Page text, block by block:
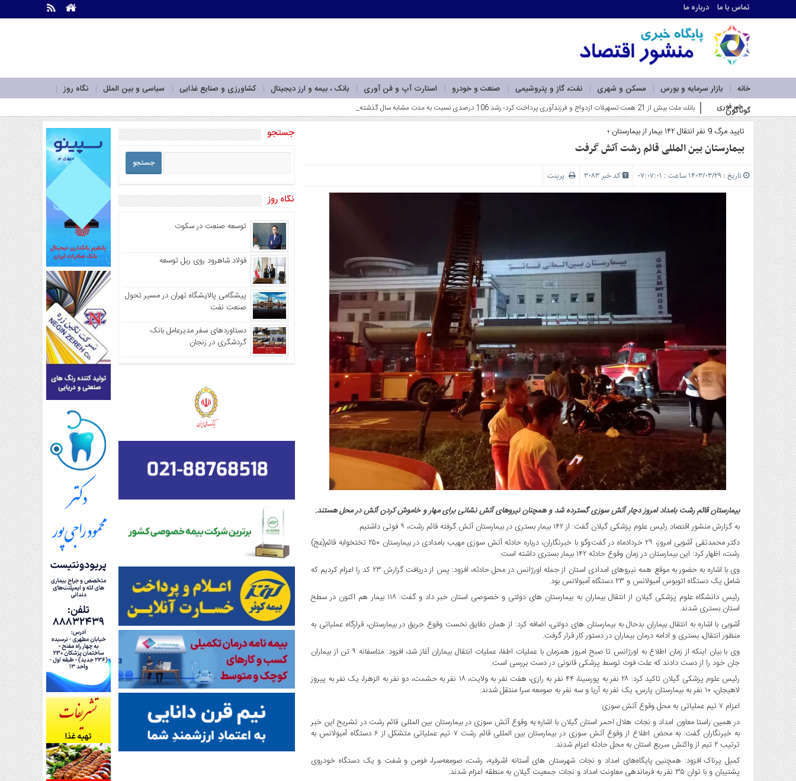
تماس با ما درباره ما
خانه بازار سرمایه و بورس مسکن و شهری نفت، گاز و پتروشیمی صنعت و خودرو استارت آپ و فن آوری بانک ، بیمه و ارز دیجیتال کشاورزی و صنایع غذایی سیاسی و بین الملل
نگاه روز
گوناگون
ما
درباره
سرویس
ها
خانه
بازار
سرمایه
و
بورس
مسکن
و
شهری
نفت،
گاز
و
پتروشیمی
صنعت
و
خودرو
استارت
آپ
و
فن
آوری
بانک
،
بیمه
و
ارز
دیجیتال
کشاورزی
و
صنایع
غذایی
سیاسی
و
بین
الملل
نگاه
روز
گوناگون
خبر فوری فاز اول نیروگاه خورشیدی بهبهان فولاد خوزستان در آستانه بهره‌بردا_
تایید مرگ 9 نفر انتقال ۱۴۲ بیمار از بیمارستان ؛
بیمارستان بین المللی قائم رشت آتش گرفت
تاریخ : ۱۴۰۳/۰۳/۲۹ ساعت : ۰۷:۰۷:۰۱ کد خبر 3083 پرینت
بیمارستان قائم رشت بامداد امروز دچار آتش سوزی گسترده شد و همچنان نیروهای آتش نشانی برای مهار و خاموش کردن آتش در محل هستند.
‌به گزارش منشور اقتصاد رئیس علوم پزشکی گیلان گفت: از ۱۴۲ بیمار بستری در بیمارستان آتش گرفته قائم رشت، ۹ فوتی داشتیم.
دکتر محمدتقی آشوبی امروز، ۲۹ خردادماه در گفت وگو با خبرنگاران، درباره حادثه آتش سوزی مهیب بامدادی در بیمارستان ۲۵۰ تختخوابه قائم(عج)
رشت، اظهار کرد: این بیمارستان در زمان وقوع حادثه ۱۴۲ بیمار بستری داشته است.
وی با اشاره به حضور به موقع همه نیروهای امدادی استان از جمله اورژانس در محل حادثه، افزود: پس از دریافت گزارش ۲۳ کد را اعزام کردیم که
شامل یک دستگاه اتوبوس آمبولانس و ۲۳ دستگاه آمبولانس بود.
رئیس دانشگاه علوم پزشکی گیلان از انتقال بیماران به بیمارستان های دولتی و خصوصی استان خبر داد و گفت: ۱۱۸ بیمار هم اکنون در سطح
استان بستری شدند.
آشوبی با اشاره به انتقال بیماران بدحال به بیمارستان های دولتی، اضافه کرد: از همان دقایق نخست وقوع حریق در بیمارستان، قرارگاه عملیاتی به
منظور انتقال، بستری و ادامه درمان بیماران در دستور کار قرار گرفت.
وی با بیان اینکه از زمان اطلاع به اورژانس تا صبح امروز همزمان با عملیات اطفا، عملیات انتقال بیماران آغاز شد، افزود: متاسفانه ۹ تن از بیماران
جان خود را از دست دادند که علت فوت توسط پزشکی قانونی در دست بررسی است.
رئیس علوم پزشکی گیلان تاکید کرد: ۲۸ نفر به پورسینا، ۴۴ نفر به رازی، هفت نفر به ولایت، ۱۸ نفر به حشمت، دو نفر به الزهرا، یک نفر به پیروز
لاهیجان، ۱۰ نفر به بیمارستان پارس، یک نفر به آریا و سه نفر به صومعه سرا منتقل شدند.
اعزام ۷ تیم عملیاتی به محل وقوع آتش ‌سوزی
در همین راستا معاون امداد و نجات هلال احمر استان گیلان با اشاره به وقوع آتش سوزی در بیمارستان بین المللی قائم رشت در تشریح این خبر
به خبرنگاران گفت: به محض اطلاع از وقوع آتش سوزی در بیمارستان بین المللی قائم رشت ۷ تیم عملیاتی متشکل از ۶ دستگاه آمبولانس به
ترتیب ۲ تیم از واکنش سریع استان به محل حادثه اعزام شدند.‌
کمیل پرناک افزود: همچنین پایگاه‌های امداد و نجات شهرستان های آستانه اشرفیه، رشت، صومعه‌سرا، فومن و شفت و یک دستگاه خودروی
پشتیبان و با توان ۳۵ نفر به فرماندهی معاونت امداد و نجات جمعیت گیلان به منطقه اعزام شدند.
جستجو
نگاه روز
توسعه صنعت در سکوت
فولاد شاهرود روی ریل توسعه
پیشگامی پالایشگاه تهران در مسیر تحول
صنعت نفت
دستاوردهای سفر مدیرعامل بانک
گردشگری در زنجان